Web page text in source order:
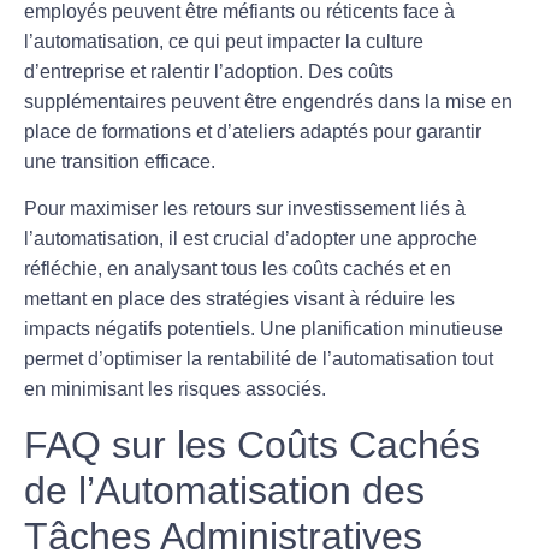
employés peuvent être méfiants ou réticents face à
l’automatisation, ce qui peut impacter la culture
d’entreprise et ralentir l’adoption. Des coûts
supplémentaires peuvent être engendrés dans la mise en
place de formations et d’ateliers adaptés pour garantir
une transition efficace.
Pour maximiser les retours sur investissement liés à
l’automatisation, il est crucial d’adopter une approche
réfléchie, en analysant tous les coûts cachés et en
mettant en place des stratégies visant à réduire les
impacts négatifs potentiels. Une planification minutieuse
permet d’optimiser la rentabilité de l’automatisation tout
en minimisant les risques associés.
FAQ sur les Coûts Cachés
de l’Automatisation des
Tâches Administratives